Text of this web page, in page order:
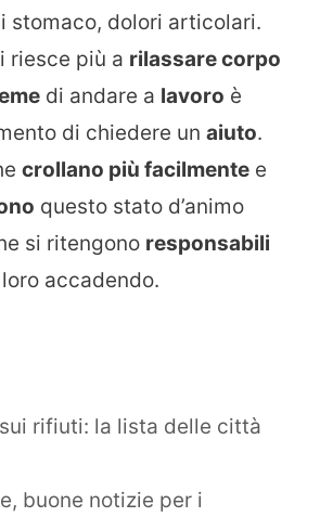
stomaco, dolori articolari.
riesce più a rilassare corpo
di andare a lavoro è
di chiedere un aiuto.
crollano più facilmente e
questo stato d’animo
si ritengono responsabili
accadendo.
rifiuti: la lista delle città
buone notizie per i